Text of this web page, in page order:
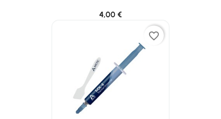
4,00 €
favorite_border